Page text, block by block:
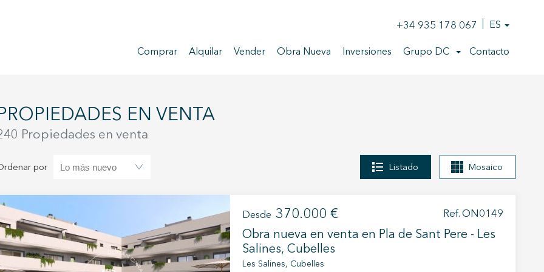
+34 935 178 067 ES
Comprar Alquilar Vender Obra Nueva Inversiones Grupo DC Contacto
PROPIEDADES EN VENTA
Propiedades en venta
por Listado Mosaico
Desde 370.000 € Ref. ON0149
Obra nueva en venta en Pla de Sant Pere - Les
Salines, Cubelles
Les Salines, Cubelles